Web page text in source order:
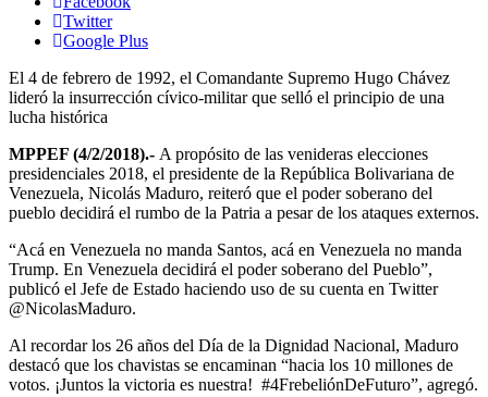
Twitter
Google Plus
El 4 de febrero de 1992, el Comandante Supremo Hugo Chávez
lideró la insurrección cívico-militar que selló el principio de una
lucha histórica
MPPEF (4/2/2018).- A propósito de las venideras elecciones
presidenciales 2018, el presidente de la República Bolivariana de
Venezuela, Nicolás Maduro, reiteró que el poder soberano del
pueblo decidirá el rumbo de la Patria a pesar de los ataques externos.
“Acá en Venezuela no manda Santos, acá en Venezuela no manda
Trump. En Venezuela decidirá el poder soberano del Pueblo”,
publicó el Jefe de Estado haciendo uso de su cuenta en Twitter
@NicolasMaduro.
Al recordar los 26 años del Día de la Dignidad Nacional, Maduro
destacó que los chavistas se encaminan “hacia los 10 millones de
votos. ¡Juntos la victoria es nuestra! #4FrebeliónDeFuturo”, agregó.